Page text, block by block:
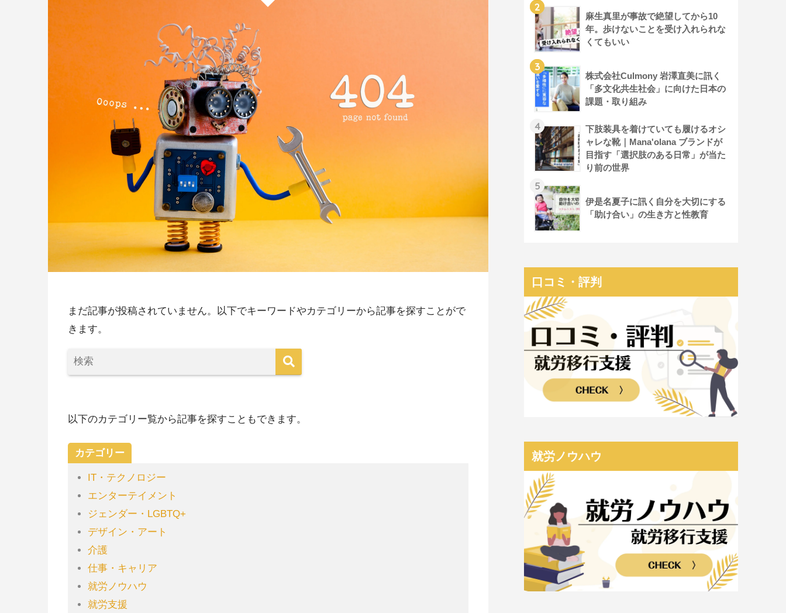
まだ記事が投稿されていません。以下でキーワードやカテゴリーから記事を探すことがで
きます。
以下のカテゴリー覧から記事を探すこともできます。
カテゴリー
IT・テクノロジー
エンターテイメント
ジェンダー・LGBTQ+
デザイン・アート
介護
仕事・キャリア
就労ノウハウ
就労支援
2
麻生真里が事故で絶望してから10
年。歩けないことを受け入れられな
くてもいい
3
株式会社Culmony 岩澤直美に訊く
「多文化共生社会」に向けた日本の
課題・取り組み
4
下肢装具を着けていても履けるオシ
ャレな靴｜Mana'olana ブランドが
目指す「選択肢のある日常」が当た
り前の世界
5
伊是名夏子に訊く自分を大切にする
「助け合い」の生き方と性教育
口コミ・評判
就労ノウハウ